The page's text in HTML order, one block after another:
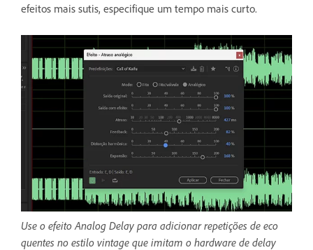
efeitos mais sutis, especifique um tempo mais curto.
Use o efeito Analog Delay para adicionar repetições de eco
quentes no estilo vintage que imitam o hardware de delay